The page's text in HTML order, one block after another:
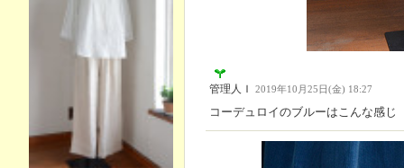
管理人Ｉ 2019年10月25日(金) 18:27
コーデュロイのブルーはこんな感じ